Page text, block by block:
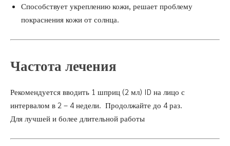
Способствует укреплению кожи, решает проблему
покраснения кожи от солнца.
Частота лечения
Рекомендуется вводить 1 шприц (2 мл) ID на лицо с
интервалом в 2 – 4 недели. Продолжайте до 4 раз.
Для лучшей и более длительной работы